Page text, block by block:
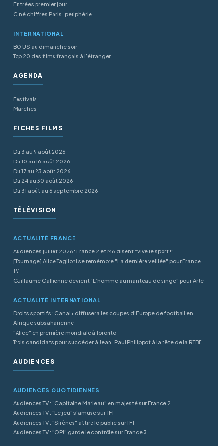
Entrées premier jour
Ciné chiffres Paris-periphérie
INTERNATIONAL
BO US au dimanche soir
Top 20 des films français à l’étranger
AGENDA
Festivals
Marchés
FICHES FILMS
Du 3 au 9 août 2026
Du 10 au 16 août 2026
Du 17 au 23 août 2026
Du 24 au 30 août 2026
Du 31 août au 6 septembre 2026
TÉLÉVISION
ACTUALITÉ FRANCE
Audiences juillet 2026 : France 2 et M6 disent "vive le sport !"
[Tournage] Alice Taglioni se remémore "La dernière veillée" pour France
TV
Guillaume Gallienne devient "L’homme au manteau de singe" pour Arte
ACTUALITÉ INTERNATIONAL
Droits sportifs : Canal+ diffusera les coupes d’Europe de football en
Afrique subsaharienne
"Alice" en première mondiale à Toronto
Trois candidats pour succéder à Jean-Paul Philippot à la tête de la RTBF
AUDIENCES
AUDIENCES QUOTIDIENNES
Audiences TV : “Capitaine Marleau” en majesté sur France 2
Audiences TV : "Le jeu" s'amuse sur TF1
Audiences TV : "Sirènes" attire le public sur TF1
Audiences TV : "OPJ" garde le contrôle sur France 3